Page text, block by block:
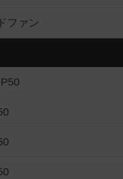
ファン